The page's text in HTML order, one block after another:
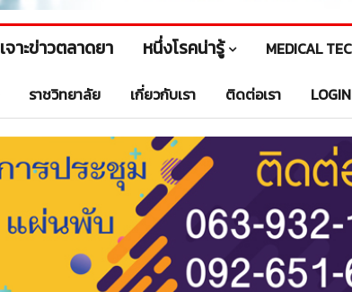
เจาะข่าวตลาดยา หนึ่งโรคน่ารู้ MEDICAL
ราชวิทยาลัย เกี่ยวกับเรา ติดต่อเรา LOGIN